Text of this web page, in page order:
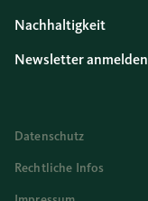
Nachhaltigkeit
Newsletter anmelden
Datenschutz
Rechtliche Infos